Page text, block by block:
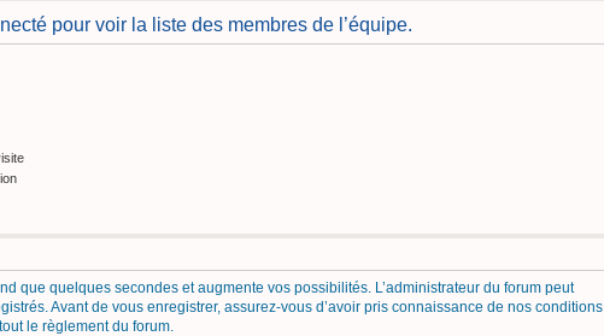
pour voir la liste des membres de l’équipe.
que quelques secondes et augmente vos possibilités. L’administrateur du forum peut
Avant de vous enregistrer, assurez-vous d’avoir pris connaissance de nos conditions
le règlement du forum.